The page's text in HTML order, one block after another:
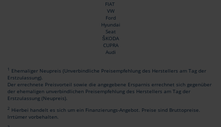
FIAT
VW
Ford
Hyundai
Seat
ŠKODA
CUPRA
Audi
1 Ehemaliger Neupreis (Unverbindliche Preisempfehlung des Herstellers am Tag der
Erstzulassung).
Der errechnete Preisvorteil sowie die angegebene Ersparnis errechnet sich gegenüber
der ehemaligen unverbindlichen Preisempfehlung des Herstellers am Tag der
Erstzulassung (Neupreis).
2 Hierbei handelt es sich um ein Finanzierungs-Angebot. Preise sind Bruttopreise.
Irrtümer vorbehalten.